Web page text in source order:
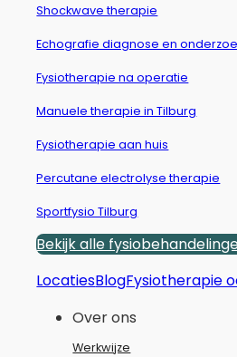
Shockwave therapie
Echografie diagnose en
Fysiotherapie na operatie
Manuele therapie in Tilburg
Fysiotherapie aan huis
Percutane electrolyse therapie
Sportfysio Tilburg
Bekijk alle
LocatiesBlogFysiotherapie
Over ons
Werkwijze